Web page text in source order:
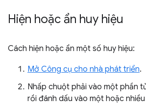
Hiện hoặc ẩn huy hiệu
Cách hiện hoặc ẩn một số huy hiệu:
Mở Công cụ cho nhà phát triển.
Nhấp chuột phải vào một phần
rồi đánh dấu vào một hoặc